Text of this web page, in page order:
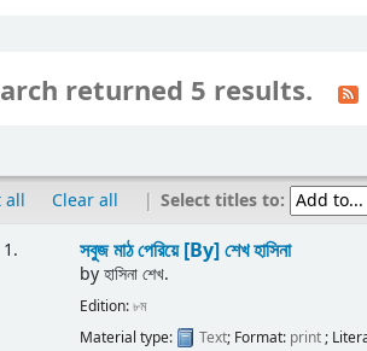
returned 5 results.
all Clear all | Select titles to:
1.
সবুজ মাঠ পেরিয়ে[By] শেখ হাসিনা
byহাসিনা শেখ.
Edition:৮ম
Material type:
Text; Format: print ;